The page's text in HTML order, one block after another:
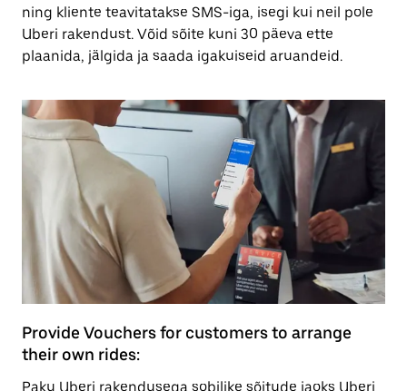
ning kliente teavitatakse SMS-iga, isegi kui neil pole
Uberi rakendust. Võid sõite kuni 30 päeva ette
plaanida, jälgida ja saada igakuiseid aruandeid.
Provide Vouchers for customers to arrange
their own rides:
Paku Uberi rakendusega sobilike sõitude jaoks Uberi